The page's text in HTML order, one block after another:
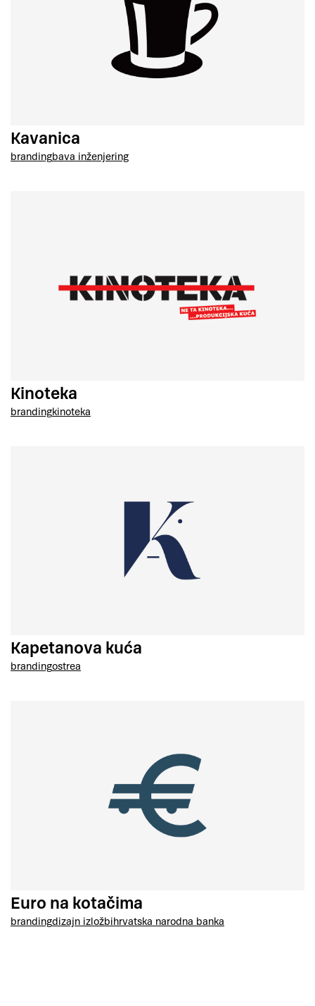
Kavanica
brandingbava inženjering
Kinoteka
brandingkinoteka
Kapetanova kuća
brandingostrea
Euro na kotačima
brandingdizajn izložbihrvatska narodna banka